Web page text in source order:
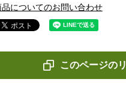
品についてのお問い合わせ
このページの